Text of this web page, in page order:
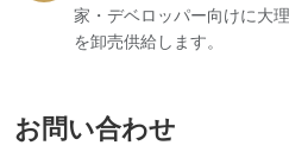
家・デベロッパー向けに大
を卸売供給します。
お問い合わせ